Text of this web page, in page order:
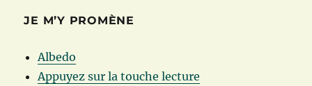
JE M’Y PROMÈNE
Albedo
Appuyez sur la touche lecture